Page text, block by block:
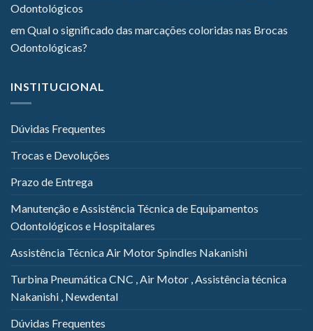
Odontológicos
emQual o significado das marcações coloridas nas Brocas
Odontológicas?
INSTITUCIONAL
Dúvidas Frequentes
Trocas e Devoluções
Prazo de Entrega
Manutenção e Assistência Técnica de Equipamentos
Odontológicos e Hospitalares
Assistência Técnica Air Motor Spindles Nakanishi
Turbina Pneumática CNC , Air Motor , Assistência técnica
Nakanishi , Newdental
Dúvidas Frequentes